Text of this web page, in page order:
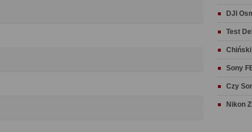
DJI
Test
Sony
Czy
Nikon